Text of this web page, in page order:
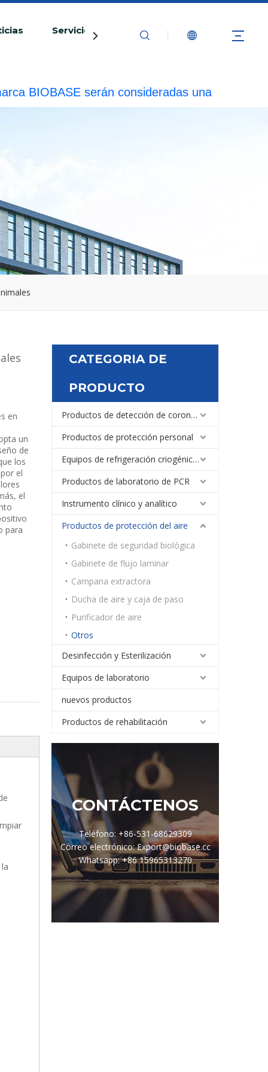
Servicio Contáctenos
legal.20240510
en
un
de
los
el
el
para
CATEGORIA DE
PRODUCTO
Productos de detección de coronavirus
Productos de protección personal
Equipos de refrigeración criogénica médica y de laboratorio
Productos de laboratorio de PCR
Instrumento clínico y analítico
Productos de protección del aire
Gabinete de seguridad biológica
Gabinete de flujo laminar
Campana extractora
Ducha de aire y caja de paso
Purificador de aire
Otros
Desinfección y Esterilización
Equipos de laboratorio
nuevos productos
Productos de rehabilitación
CONTÁCTENOS
Teléfono: +86-531-68629309
Correo electrónico: Export@biobase.cc
Whatsapp: +86 15965313270